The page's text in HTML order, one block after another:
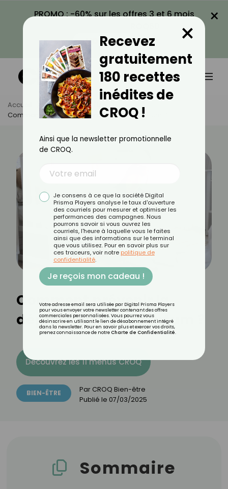
PROMO : -60% sur les offres 3 et 6 mois
VOIR LA PROMO
×
Accueil Actus
Bien-Être
Comment Prévenir La Dépression Post-Partum ?
Comment prévenir la
dépression post-partum ?
Découvrez les 11 menus CROQ
BIEN-ÊTRE Par CROQ Bien-être
Publié le 07/03/2025
Sommaire
Recevez
gratuitement
180 recettes
inédites de
CROQ !
×
Ainsi que la newsletter promotionnelle
de CROQ.
Je consens à ce que la société Digital
Prisma Players analyse le taux d'ouverture
des courriels pour mesurer et optimiser les
performances des campagnes. Nous
pourrons savoir si vous ouvrez les
courriels, l'heure à laquelle vous le faites
ainsi que des informations sur le terminal
que vous utilisez. Pour en savoir plus sur
ces traceurs, voir notre politique de
confidentialité.
Je reçois mon cadeau !
Votre adresse email sera utilisée par Digital Prisma Players
pour vous envoyer votre newsletter contenant des offres
commerciales personnalisées. Vous pourrez vous
désinscrire en utilisant le lien de désabonnement intégré
dans la newsletter. Pour en savoir plus et exercer vos droits,
prenez connaissance de notre Charte de Confidentialité.